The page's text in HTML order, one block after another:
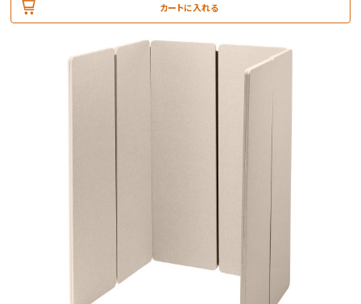
カートに入れる